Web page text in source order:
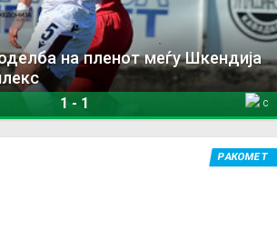
на пленот меѓу Шкендија
1 - 1
РАКОМЕТ